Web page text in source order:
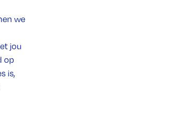
we
jou
op
is,